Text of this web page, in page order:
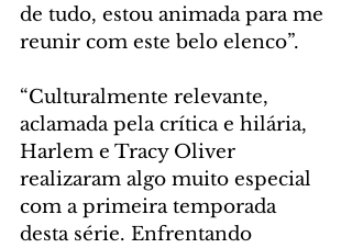
de tudo, estou animada para me
reunir com este belo elenco”.
“Culturalmente relevante,
aclamada pela crítica e hilária,
Harlem e Tracy Oliver
realizaram algo muito especial
com a primeira temporada
desta série. Enfrentando